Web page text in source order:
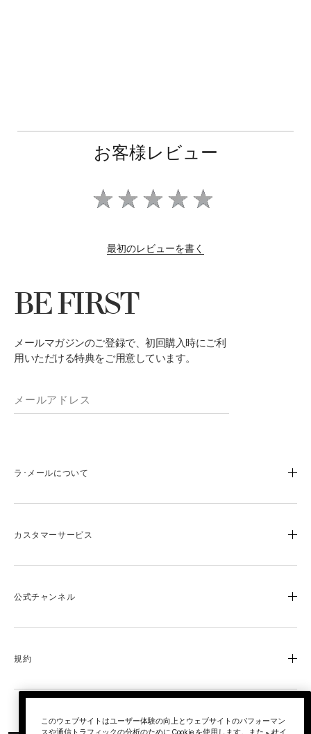
お客様レビュー
最初のレビューを書く
BE FIRST
メールマガジンのご登録で、初回購入時にご利
用いただける特典をご用意しています。
ラ･メールについて
成分と製品づくりへのこだわり
オンラインショップ特典
ふるさと納税
カスタマーサービス
お電話でのお問い合わせ
店舗検索
採用情報
返品と交換について
公式チャンネル
Facebook
規約
利用規約
プライバシー ポリシー
このウェブサイトはユーザー体験の向上とウェブサイトのパフォーマン